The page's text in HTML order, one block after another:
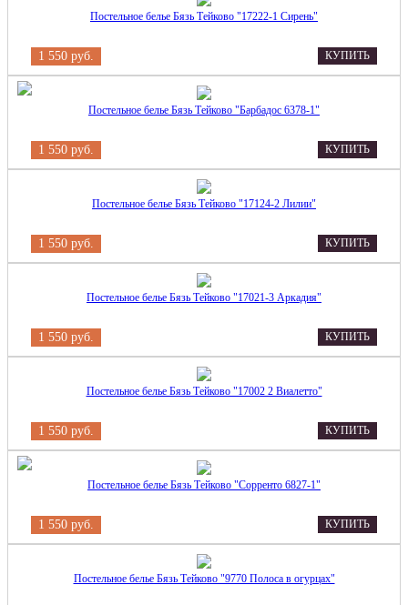
Постельное белье Бязь Тейково "17222-1 Сирень"
1 550 руб. КУПИТЬ
Постельное белье Бязь Тейково "Барбадос 6378-1"
1 550 руб. КУПИТЬ
Постельное белье Бязь Тейково "17124-2 Лилии"
1 550 руб. КУПИТЬ
Постельное белье Бязь Тейково "17021-3 Аркадия"
1 550 руб. КУПИТЬ
Постельное белье Бязь Тейково "17002 2 Виалетто"
1 550 руб. КУПИТЬ
Постельное белье Бязь Тейково "Сорренто 6827-1"
1 550 руб. КУПИТЬ
Постельное белье Бязь Тейково "9770 Полоса в огурцах"